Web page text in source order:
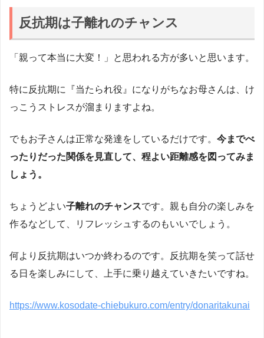
反抗期は子離れのチャンス
「親って本当に大変！」と思われる方が多いと思います。
特に反抗期に『当たられ役』になりがちなお母さんは、け
っこうストレスが溜まりますよね。
でもお子さんは正常な発達をしているだけです。 今までべ
ったりだった関係を見直して、程よい距離感を図ってみま
しょう。
ちょうどよい子離れのチャンスです。親も自分の楽しみを
作るなどして、リフレッシュするのもいいでしょう。
何より反抗期はいつか終わるのです。反抗期を笑って話せ
る日を楽しみにして、上手に乗り越えていきたいですね。
https://www.kosodate-chiebukuro.com/entry/donaritakunai